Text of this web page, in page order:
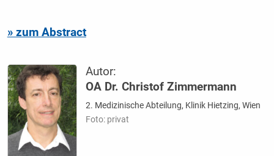
» zum Abstract
Autor:
OA Dr. Christof Zimmermann
2. Medizinische Abteilung, Klinik Hietzing, Wien
Foto: privat